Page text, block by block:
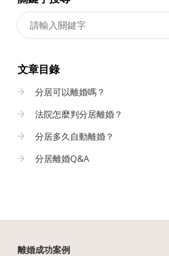
文章目錄
分居可以離婚嗎？
法院怎麼判分居離婚？
分居多久自動離婚？
分居離婚Q&A
離婚成功案例